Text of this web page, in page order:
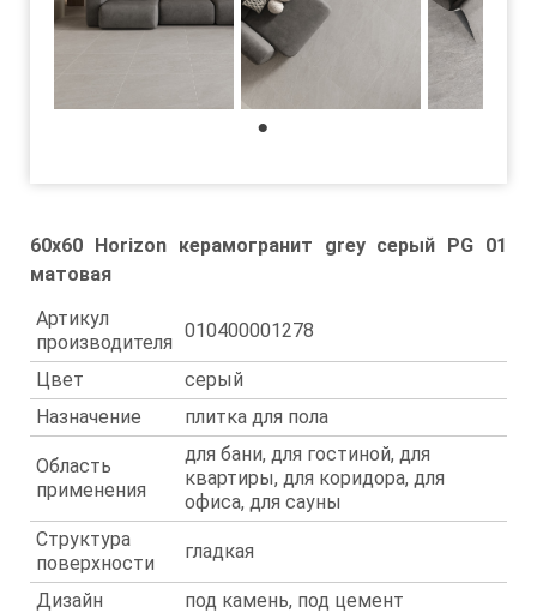
60x60 Horizon керамогранит grey серый PG 01
матовая
Артикул
производителя
010400001278
Цвет
серый
Назначение
плитка для пола
Область
применения
для бани, для гостиной, для
квартиры, для коридора, для
офиса, для сауны
Структура
поверхности
гладкая
Дизайн
под камень, под цемент